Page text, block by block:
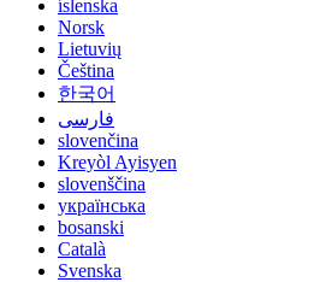
íslenska
Norsk
Lietuvių
Čeština
한국어
فارسی
slovenčina
Kreyòl Ayisyen
slovenščina
українська
bosanski
Català
Svenska